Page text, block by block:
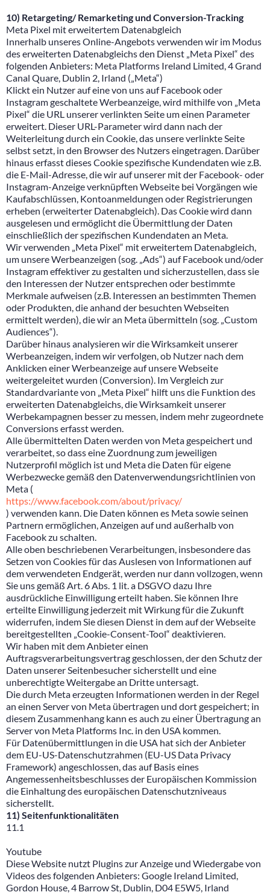
10) Retargeting/ Remarketing und Conversion-Tracking
Meta Pixel mit erweitertem Datenabgleich
Innerhalb unseres Online-Angebots verwenden wir im Modus
des erweiterten Datenabgleichs den Dienst „Meta Pixel“ des
folgenden Anbieters: Meta Platforms Ireland Limited, 4 Grand
Canal Quare, Dublin 2, Irland („Meta“)
Klickt ein Nutzer auf eine von uns auf Facebook oder
Instagram geschaltete Werbeanzeige, wird mithilfe von „Meta
Pixel“ die URL unserer verlinkten Seite um einen Parameter
erweitert. Dieser URL-Parameter wird dann nach der
Weiterleitung durch ein Cookie, das unsere verlinkte Seite
selbst setzt, in den Browser des Nutzers eingetragen. Darüber
hinaus erfasst dieses Cookie spezifische Kundendaten wie z.B.
die E-Mail-Adresse, die wir auf unserer mit der Facebook- oder
Instagram-Anzeige verknüpften Webseite bei Vorgängen wie
Kaufabschlüssen, Kontoanmeldungen oder Registrierungen
erheben (erweiterter Datenabgleich). Das Cookie wird dann
ausgelesen und ermöglicht die Übermittlung der Daten
einschließlich der spezifischen Kundendaten an Meta.
Wir verwenden „Meta Pixel“ mit erweitertem Datenabgleich,
um unsere Werbeanzeigen (sog. „Ads“) auf Facebook und/oder
Instagram effektiver zu gestalten und sicherzustellen, dass sie
den Interessen der Nutzer entsprechen oder bestimmte
Merkmale aufweisen (z.B. Interessen an bestimmten Themen
oder Produkten, die anhand der besuchten Webseiten
ermittelt werden), die wir an Meta übermitteln (sog. „Custom
Audiences“).
Darüber hinaus analysieren wir die Wirksamkeit unserer
Werbeanzeigen, indem wir verfolgen, ob Nutzer nach dem
Anklicken einer Werbeanzeige auf unsere Webseite
weitergeleitet wurden (Conversion). Im Vergleich zur
Standardvariante von „Meta Pixel“ hilft uns die Funktion des
erweiterten Datenabgleichs, die Wirksamkeit unserer
Werbekampagnen besser zu messen, indem mehr zugeordnete
Conversions erfasst werden.
Alle übermittelten Daten werden von Meta gespeichert und
verarbeitet, so dass eine Zuordnung zum jeweiligen
Nutzerprofil möglich ist und Meta die Daten für eigene
Werbezwecke gemäß den Datenverwendungsrichtlinien von
Meta (
https://www.facebook.com/about/privacy/
) verwenden kann. Die Daten können es Meta sowie seinen
Partnern ermöglichen, Anzeigen auf und außerhalb von
Facebook zu schalten.
Alle oben beschriebenen Verarbeitungen, insbesondere das
Setzen von Cookies für das Auslesen von Informationen auf
dem verwendeten Endgerät, werden nur dann vollzogen, wenn
Sie uns gemäß Art. 6 Abs. 1 lit. a DSGVO dazu Ihre
ausdrückliche Einwilligung erteilt haben. Sie können Ihre
erteilte Einwilligung jederzeit mit Wirkung für die Zukunft
widerrufen, indem Sie diesen Dienst in dem auf der Webseite
bereitgestellten „Cookie-Consent-Tool“ deaktivieren.
Wir haben mit dem Anbieter einen
Auftragsverarbeitungsvertrag geschlossen, der den Schutz der
Daten unserer Seitenbesucher sicherstellt und eine
unberechtigte Weitergabe an Dritte untersagt.
Die durch Meta erzeugten Informationen werden in der Regel
an einen Server von Meta übertragen und dort gespeichert; in
diesem Zusammenhang kann es auch zu einer Übertragung an
Server von Meta Platforms Inc. in den USA kommen.
Für Datenübermittlungen in die USA hat sich der Anbieter
dem EU-US-Datenschutzrahmen (EU-US Data Privacy
Framework) angeschlossen, das auf Basis eines
Angemessenheitsbeschlusses der Europäischen Kommission
die Einhaltung des europäischen Datenschutzniveaus
sicherstellt.
11) Seitenfunktionalitäten
11.1
Youtube
Diese Website nutzt Plugins zur Anzeige und Wiedergabe von
Videos des folgenden Anbieters: Google Ireland Limited,
Gordon House, 4 Barrow St, Dublin, D04 E5W5, Irland